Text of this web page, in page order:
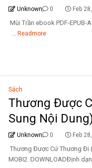
Unknown 0 Feb
Mùi Trần ebook PDF-
... Readmore
Sách
Thương Được
Sung Nội
Unknown 0 Feb
Thương Được Cứ Thương Đi
MOBI2. DOWNLOADĐịnh